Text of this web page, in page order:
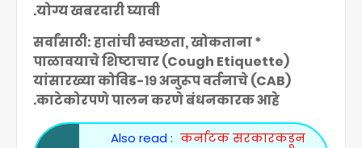
योग्य खबरदारी घ्यावी.
* सर्वांसाठी: हातांची स्वच्छता, खोकताना
पाळावयाचे शिष्टाचार (Cough Etiquette)
यांसारख्या कोविड-१९ अनुरूप वर्तनाचे (CAB)
काटेकोरपणे पालन करणे बंधनकारक आहे.
Also read : कर्नाटक सरकारकडून